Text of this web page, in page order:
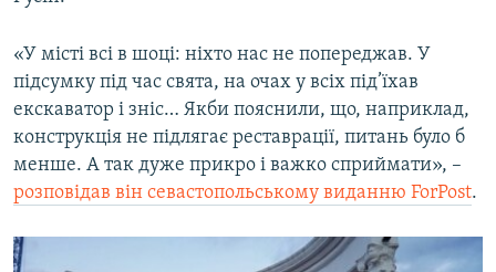
«У місті всі в шоці: ніхто нас не попереджав. У
підсумку під час свята, на очах у всіх під’їхав
екскаватор і зніс… Якби пояснили, що, наприклад,
конструкція не підлягає реставрації, питань було б
менше. А так дуже прикро і важко сприймати», –
розповідав він севастопольському виданню ForPost.